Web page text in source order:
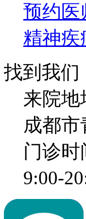
预约医
精神疾
找到我们
来院地
成都市
门诊时
9:00-